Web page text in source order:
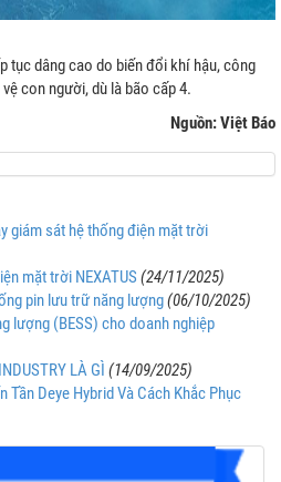
tục dâng cao do biến đổi khí hậu, công
con người, dù là bão cấp 4.
Nguồn: Việt Báo
giám sát hệ thống điện mặt trời
mặt trời NEXATUS (24/11/2025)
pin lưu trữ năng lượng(06/10/2025)
lượng (BESS) cho doanh nghiệp
LÀ GÌ (14/09/2025)
Tần Deye Hybrid Và Cách Khắc Phục